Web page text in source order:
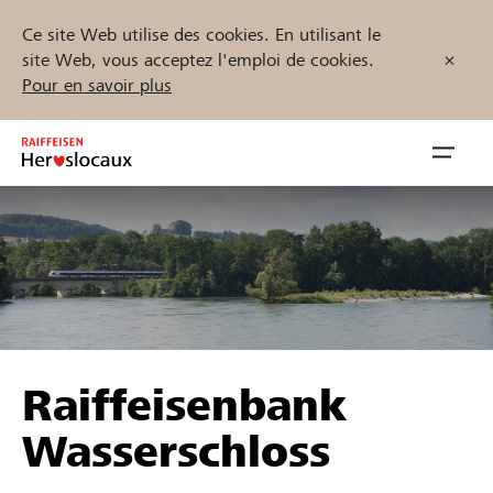
Ce site Web utilise des cookies. En utilisant le
site Web, vous acceptez l'emploi de cookies.
Pour en savoir plus
Inhalt
springen
öffnen
Parrainer
Soutien & assistance
Trouvez des projets et des organisations
Démarrez maintenant
Raiffeisenbank
Wasserschloss